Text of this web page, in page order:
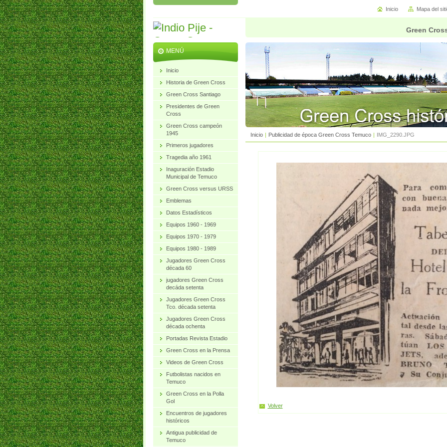
Green
Inicio | Publicidad de época Green Cross Temuco | IMG_2290.JPG
Volver
MENÚ
Inicio
Historia de Green Cross
Green Cross Santiago
Presidentes de Green
Cross
Green Cross campeón
1945
Primeros jugadores
Tragedia año 1961
Inaguración Estadio
Municipal de Temuco
Green Cross versus URSS
Emblemas
Datos Estadísticos
Equipos 1960 - 1969
Equipos 1970 - 1979
Equipos 1980 - 1989
Jugadores Green Cross
década 60
jugadores Green Cross
decáda setenta
Jugadores Green Cross
Tco. década setenta
Jugadores Green Cross
década ochenta
Portadas Revista Estadio
Green Cross en la Prensa
Videos de Green Cross
Futbolistas nacidos en
Temuco
Green Cross en la Polla
Gol
Encuentros de jugadores
históricos
Antigua publicidad de
Temuco
Inicio Mapa del